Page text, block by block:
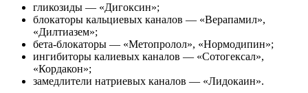
гликозиды — «Дигоксин»;
блокаторы кальциевых каналов — «Верапамил»,
«Дилтиазем»;
бета-блокаторы — «Метопролол», «Нормодипин»;
ингибиторы калиевых каналов — «Сотогексал»,
«Кордакон»;
замедлители натриевых каналов — «Лидокаин».